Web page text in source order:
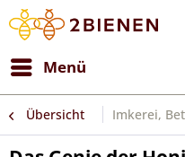
Menü
Übersicht Imkerei,